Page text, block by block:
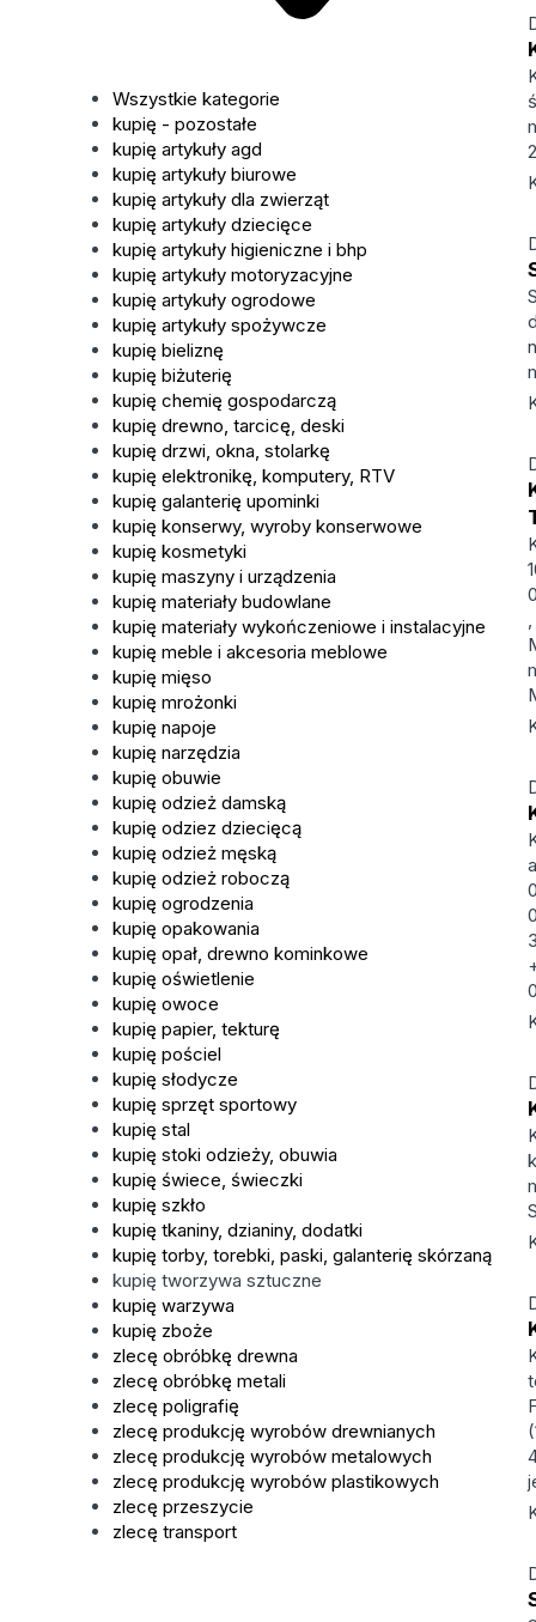
Wszystkie kategorie
kupię - pozostałe
kupię artykuły agd
kupię artykuły biurowe
kupię artykuły dla zwierząt
kupię artykuły dziecięce
kupię artykuły higieniczne i bhp
kupię artykuły motoryzacyjne
kupię artykuły ogrodowe
kupię artykuły spożywcze
kupię bieliznę
kupię biżuterię
kupię chemię gospodarczą
kupię drewno, tarcicę, deski
kupię drzwi, okna, stolarkę
kupię elektronikę, komputery, RTV
kupię galanterię upominki
kupię konserwy, wyroby konserwowe
kupię kosmetyki
kupię maszyny i urządzenia
kupię materiały budowlane
kupię materiały wykończeniowe i instalacyjne
kupię meble i akcesoria meblowe
kupię mięso
kupię mrożonki
kupię napoje
kupię narzędzia
kupię obuwie
kupię odzież damską
kupię odziez dziecięcą
kupię odzież męską
kupię odzież roboczą
kupię ogrodzenia
kupię opakowania
kupię opał, drewno kominkowe
kupię oświetlenie
kupię owoce
kupię papier, tekturę
kupię pościel
kupię słodycze
kupię sprzęt sportowy
kupię stal
kupię stoki odzieży, obuwia
kupię świece, świeczki
kupię szkło
kupię tkaniny, dzianiny, dodatki
kupię torby, torebki, paski, galanterię skórzaną
kupię tworzywa sztuczne
kupię warzywa
kupię zboże
zlecę obróbkę drewna
zlecę obróbkę metali
zlecę poligrafię
zlecę produkcję wyrobów drewnianych
zlecę produkcję wyrobów metalowych
zlecę produkcję wyrobów plastikowych
zlecę przeszycie
zlecę transport